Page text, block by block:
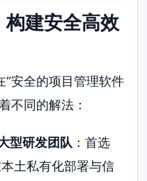
建安全高效
“安全的项目管理软件
不同的解法：
型研发团队 ：首选
土私有化部署与信